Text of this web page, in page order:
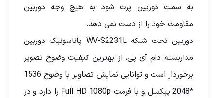
به سمت دوربین پرت شود به هیچ وجه دوربین
مقاومت خود را از دست نمی دهد.
دوربین تحت شبکه WV-S2231L پاناسونیک دوربین
مداربسته دام آی پی، از بهترین کیفیت وضوح تصویر
برخوردار است و توانایی نمایش تصاویر با وضوح 1536
*2048 پیکسل و با فرمت Full HD 1080p را دارد و در